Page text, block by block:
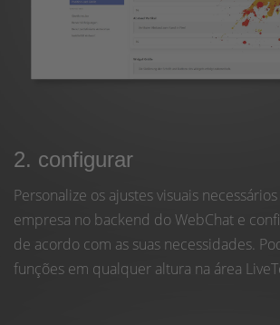
2. configurar
Personalize os ajustes visuais
empresa no backend do WebChat e
de acordo com as suas necessidades.
funções em qualquer altura na área